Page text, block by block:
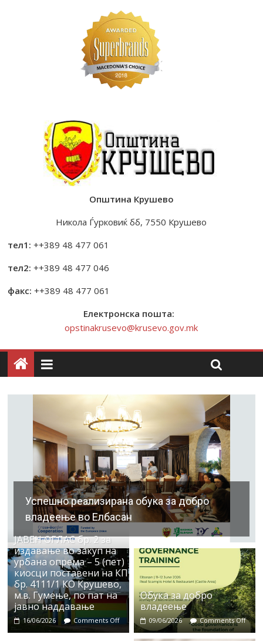
Општина Крушево
Никола Ѓурковиќ бб, 7550 Крушево
тел1: ++389 48 477 061
тел2: ++389 48 477 046
факс: ++389 48 477 061
Електронска пошта:
opstinakrusevo@krusevo.gov.mk
Успешно реализирана обука за добро
владеење во Елбасан
ЈАВЕН ОГЛАС бр. 2 за
издавање во закуп на
урбана опрема – 5 (пет)
киосци поставени на КП
бр. 4111/1 КО Крушево,
м.в. Гумење, по пат на
јавно наддавање
16/06/2026 Comments Off
Обука за добро
владеење
09/06/2026 Comments Off